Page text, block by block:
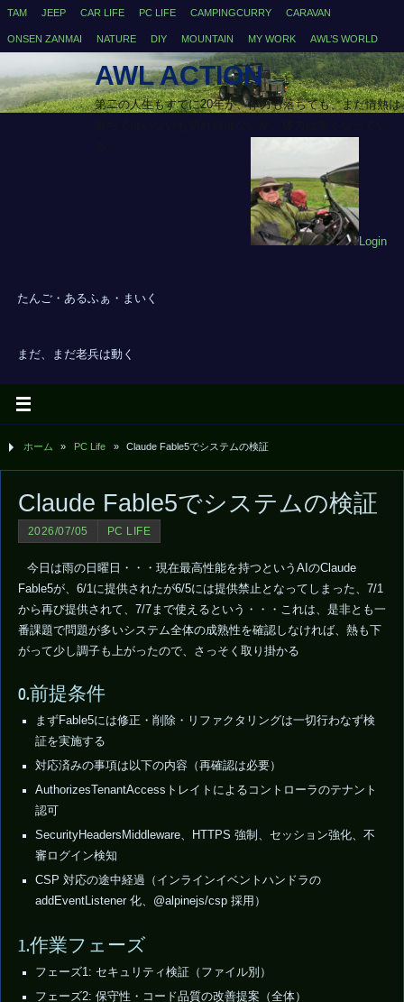
TAM JEEP CAR LIFE PC LIFE CAMPINGCURRY CARAVAN
ONSEN ZANMAI NATURE DIY MOUNTAIN MY WORK AWL’S WORLD
AWL ACTION
第二の人生もすでに20年が、体力も落ちても、まだ情熱は
Login
たんご・あるふぁ・まいく
まだ、まだ老兵は動く
ホーム » PC Life » Claude Fable5でシステムの検証
Claude Fable5でシステムの検証
2026/07/05 PC LIFE
今日は雨の日曜日・・・現在最高性能を持つというAIのClaude
Fable5が、6/1に提供されたが6/5には提供禁止となってしまった、7/1
から再び提供されて、7/7まで使えるという・・・これは、是非とも一
番課題で問題が多いシステム全体の成熟性を確認しなければ、熱も下
がって少し調子も上がったので、さっそく取り掛かる
0.前提条件
まずFable5には修正・削除・リファクタリングは一切行わなず検
証を実施する
対応済みの事項は以下の内容（再確認は必要）
AuthorizesTenantAccessトレイトによるコントローラのテナント
認可
SecurityHeadersMiddleware、HTTPS 強制、セッション強化、不
審ログイン検知
CSP 対応の途中経過（インラインイベントハンドラの
addEventListener 化、@alpinejs/csp 採用）
1.作業フェーズ
フェーズ1: セキュリティ検証（ファイル別）
フェーズ2: 保守性・コード品質の改善提案（全体）